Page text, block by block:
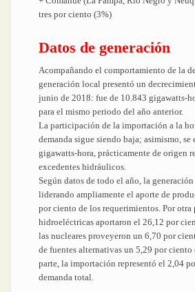
tres por ciento (3%)
Datos de generación
Acompañando el comportamiento de la
generación local presentó un
junio de 2018: fue de 10.843 gigawatts-
para el mismo periodo del año anterior.
La participación de la importación a la
demanda sigue siendo baja; asimismo, se
gigawatts-hora, prácticamente de origen
excedentes hidráulicos.
Según datos de todo el año, la
liderando ampliamente el aporte de
por ciento de los requerimientos. Por otra
hidroeléctricas aportaron el 26,12 por
las nucleares proveyeron un 6,70 por
de fuentes alternativas un 5,29 por ciento
parte, la importación representó el 2,04
demanda total.